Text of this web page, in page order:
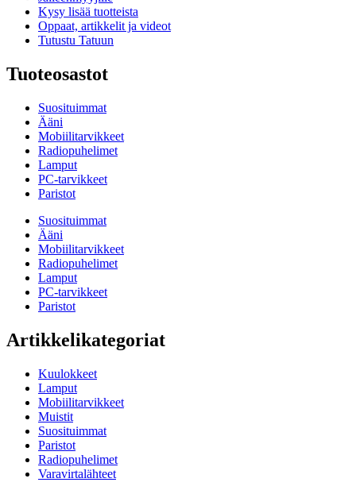
Kysy lisää tuotteista
Oppaat, artikkelit ja videot
Tutustu Tatuun
Tuoteosastot
Suosituimmat
Ääni
Mobiilitarvikkeet
Radiopuhelimet
Lamput
PC-tarvikkeet
Paristot
Suosituimmat
Ääni
Mobiilitarvikkeet
Radiopuhelimet
Lamput
PC-tarvikkeet
Paristot
Artikkelikategoriat
Kuulokkeet
Lamput
Mobiilitarvikkeet
Muistit
Suosituimmat
Paristot
Radiopuhelimet
Varavirtalähteet